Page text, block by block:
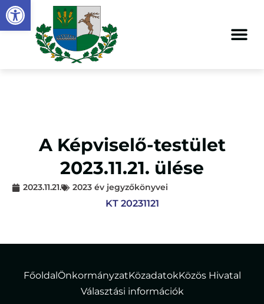
Eszköztár megnyitása
A Képviselő-testület
2023.11.21. ülése
2023.11.21. 2023 év jegyzőkönyvei
KT 20231121
FőoldalÖnkormányzatKözadatokKözös Hivatal
Választási információk